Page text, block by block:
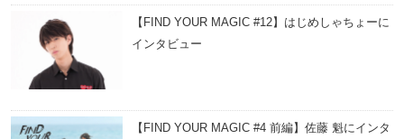
【FIND YOUR MAGIC #12】はじめしゃちょーに
インタビュー
【FIND YOUR MAGIC #4 前編】佐藤 魁にインタ